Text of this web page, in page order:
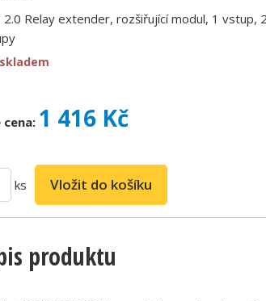
2.0 Relay extender, rozšiřující modul, 1 vstup, 2
cena: 1 416 Kč
ks
produktu